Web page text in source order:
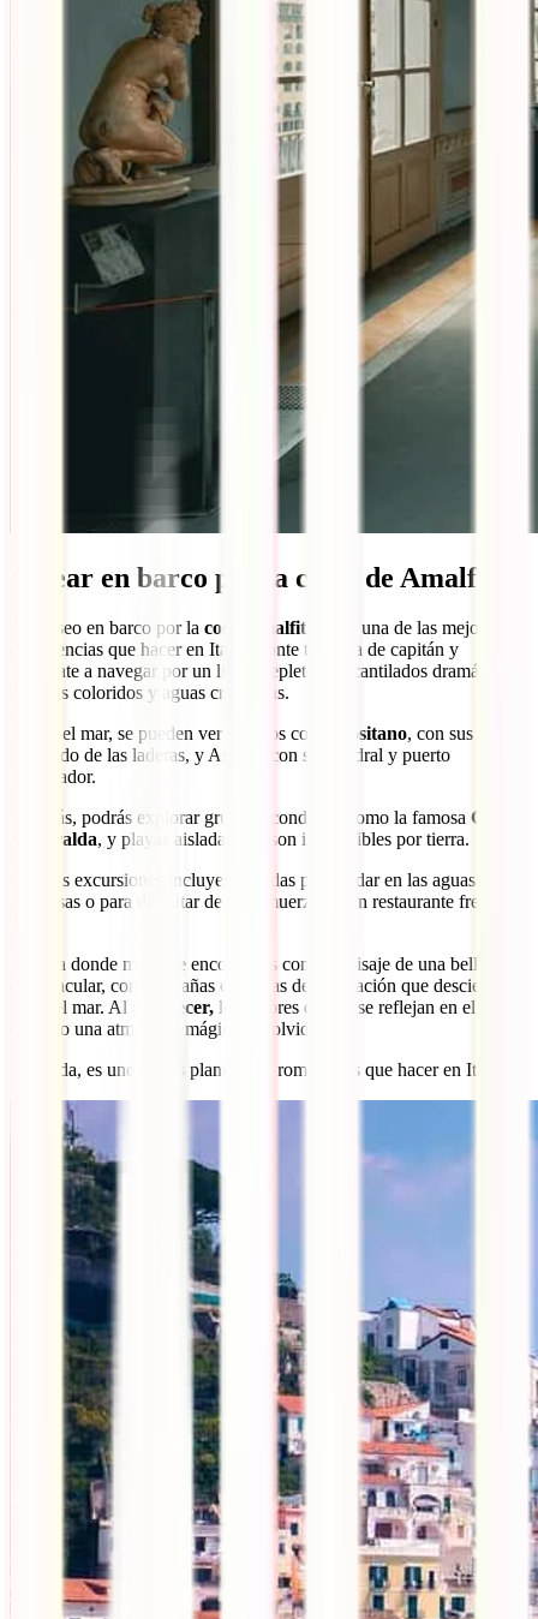
Pasear en barco por la costa de Amalfi
Un paseo en barco por la costa amalfitana
es una de las mejores
experiencias que hacer en Italia. Ponte tu gorra de capitán y
prepárate a navegar por un litoral repleto de acantilados dramáticos,
pueblos coloridos y aguas cristalinas.
Desde el mar, se pueden ver pueblos como
Positano, con sus casas
colgando de las laderas, y Amalfi, con su catedral y puerto
encantador.
Además, podrás explorar grutas escondidas, como la famosa Gruta
Esmeralda, y playas aisladas que son inaccesibles por tierra.
Muchas excursiones incluyen paradas para nadar en las aguas
turquesas o para disfrutar de un almuerzo en un restaurante frente al
Mires a donde mires, te encontrarás con un paisaje de una belleza
espectacular, con montañas cubiertas de vegetación que descienden
hacia el mar. Al
atardecer, los colores del sol se reflejan en el agua,
creando una atmósfera mágica e inolvidable.
Sin duda, es uno de los planes más románticos que hacer en Italia.